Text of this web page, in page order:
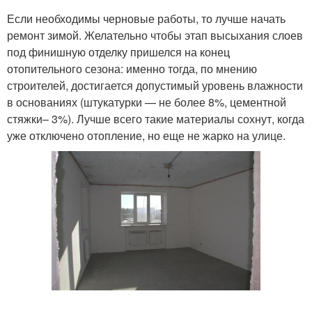
Если необходимы черновые работы, то лучше начать
ремонт зимой. Желательно чтобы этап высыхания слоев
под финишную отделку пришелся на конец
отопительного сезона: именно тогда, по мнению
строителей, достигается допустимый уровень влажности
в основаниях (штукатурки — не более 8%, цементной
стяжки– 3%). Лучше всего такие материалы сохнут, когда
уже отключено отопление, но еще не жарко на улице.